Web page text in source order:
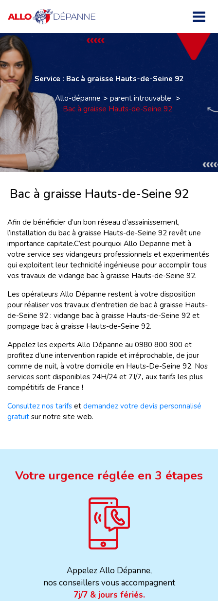
Service : Bac à graisse Hauts-de-Seine 92
Allo-dépanne
parent introuvable
Bac à graisse Hauts-de-Seine 92
Bac à graisse Hauts-de-Seine 92
Afin de bénéficier d’un bon réseau d’assainissement,
l’installation du bac à graisse Hauts-de-Seine 92 revêt une
importance capitale.C’est pourquoi Allo Depanne met à
votre service ses vidangeurs professionnels et experimentés
qui exploitent leur technicité ingénieuse pour accomplir tous
vos travaux de vidange bac à graisse Hauts-de-Seine 92.
Les opérateurs Allo Dépanne restent à votre disposition
pour réaliser vos travaux d'entretien de bac à graisse Hauts-
de-Seine 92 : vidange bac à graisse Hauts-de-Seine 92 et
pompage bac à graisse Hauts-de-Seine 92.
Appelez les experts Allo Dépanne au 0980 800 900 et
profitez d’une intervention rapide et irréprochable, de jour
comme de nuit, à votre domicile en Hauts-De-Seine 92. Nos
services sont disponibles 24H/24 et 7J/7, aux tarifs les plus
compétitifs de France !
Consultez nos tarifs et demandez votre devis personnalisé
gratuit sur notre site web.
Votre urgence réglée en 3 étapes
Appelez Allo Dépanne,
nos conseillers vous accompagnent
7j/7 & jours fériés.